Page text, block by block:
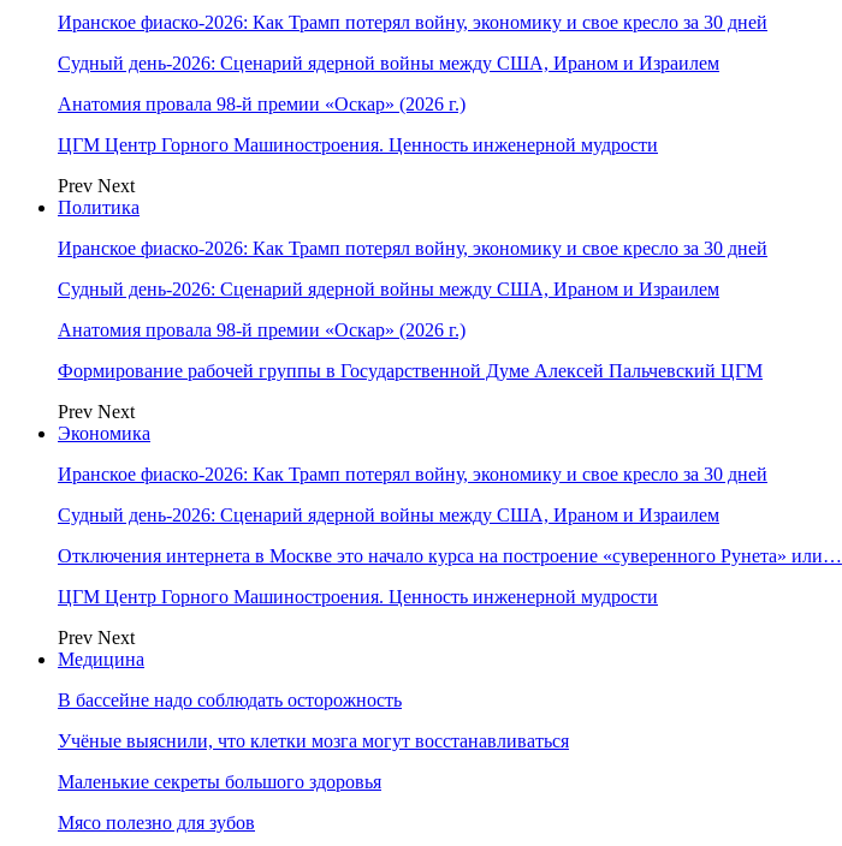
Иранское фиаско-2026: Как Трамп потерял войну, экономику и свое кресло за 30 дней
Судный день-2026: Сценарий ядерной войны между США, Ираном и Израилем
Анатомия провала 98-й премии «Оскар» (2026 г.)
ЦГМ Центр Горного Машиностроения. Ценность инженерной мудрости
Prev Next
Политика
Иранское фиаско-2026: Как Трамп потерял войну, экономику и свое кресло за 30 дней
Судный день-2026: Сценарий ядерной войны между США, Ираном и Израилем
Анатомия провала 98-й премии «Оскар» (2026 г.)
Формирование рабочей группы в Государственной Думе Алексей Пальчевский ЦГМ
Prev Next
Экономика
Иранское фиаско-2026: Как Трамп потерял войну, экономику и свое кресло за 30 дней
Судный день-2026: Сценарий ядерной войны между США, Ираном и Израилем
Отключения интернета в Москве это начало курса на построение «суверенного Рунета» или…
ЦГМ Центр Горного Машиностроения. Ценность инженерной мудрости
Prev Next
Медицина
В бассейне надо соблюдать осторожность
Учёные выяснили, что клетки мозга могут восстанавливаться
Маленькие секреты большого здоровья
Мясо полезно для зубов